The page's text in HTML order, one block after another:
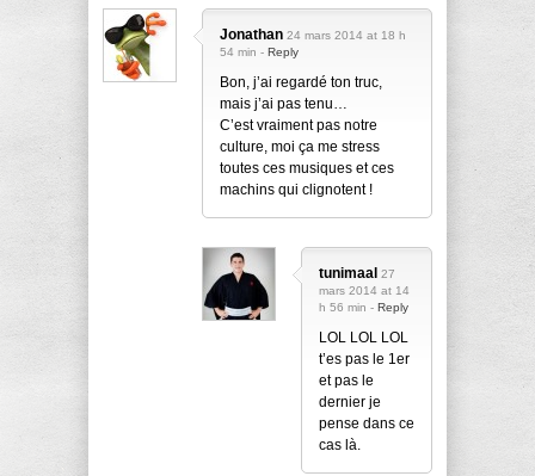
Jonathan 24 mars 2014 at 18 h
54 min - Reply
Bon, j’ai regardé ton truc,
mais j’ai pas tenu…
C’est vraiment pas notre
culture, moi ça me stress
toutes ces musiques et ces
machins qui clignotent !
tunimaal 27
mars 2014 at 14
h 56 min - Reply
LOL LOL LOL
t’es pas le 1er
et pas le
dernier je
pense dans ce
cas là.